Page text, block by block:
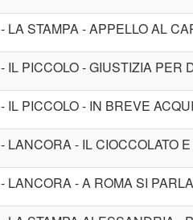
- LA STAMPA - APPELLO AL
- IL PICCOLO - GIUSTIZIA PER
- IL PICCOLO - IN BREVE
- LANCORA - IL CIOCCOLATO
- LANCORA - A ROMA SI